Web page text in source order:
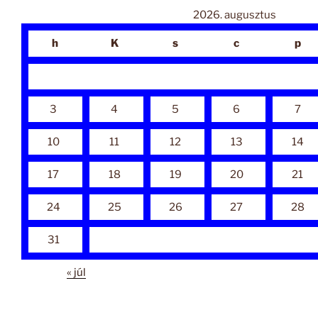
2026. augusztus
h K s c p
3 4 5 6 7
10 11 12 13 14
17 18 19 20 21
24 25 26 27 28
31
« júl